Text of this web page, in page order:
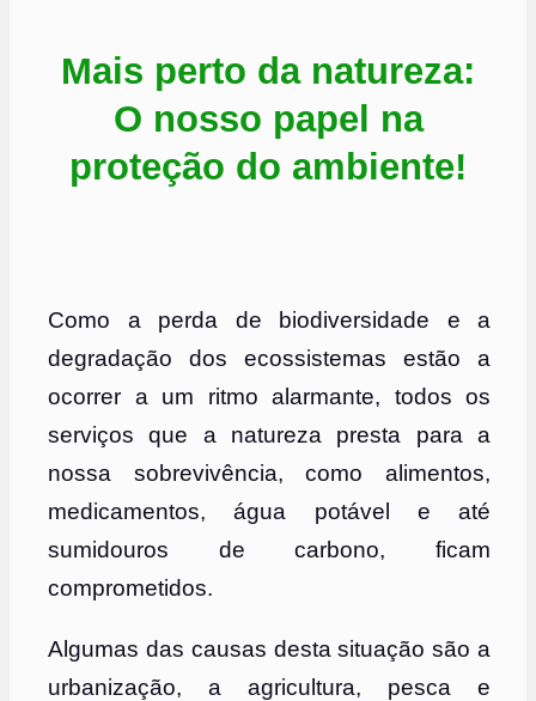
Mais perto da natureza:
O nosso papel na
proteção do ambiente!
Como a perda de biodiversidade e a
degradação dos ecossistemas estão a
ocorrer a um ritmo alarmante, todos os
serviços que a natureza presta para a
nossa sobrevivência, como alimentos,
medicamentos, água potável e até
sumidouros de carbono, ficam
comprometidos.
Algumas das causas desta situação são a
urbanização, a agricultura, pesca e